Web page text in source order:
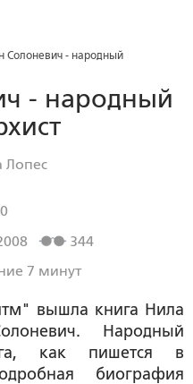
Солоневич - народный
- народный
Лопес
0
344
7 минут
вышла книга Нила
Народный
как пишется в
биография